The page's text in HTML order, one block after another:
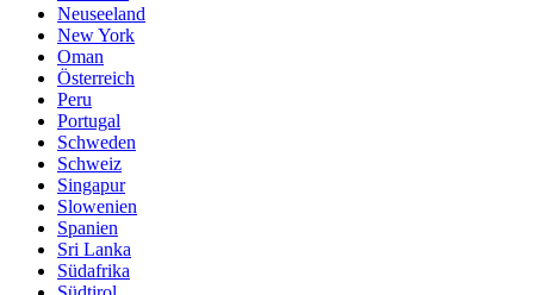
Neuseeland
New York
Oman
Österreich
Peru
Portugal
Schweden
Schweiz
Singapur
Slowenien
Spanien
Sri Lanka
Südafrika